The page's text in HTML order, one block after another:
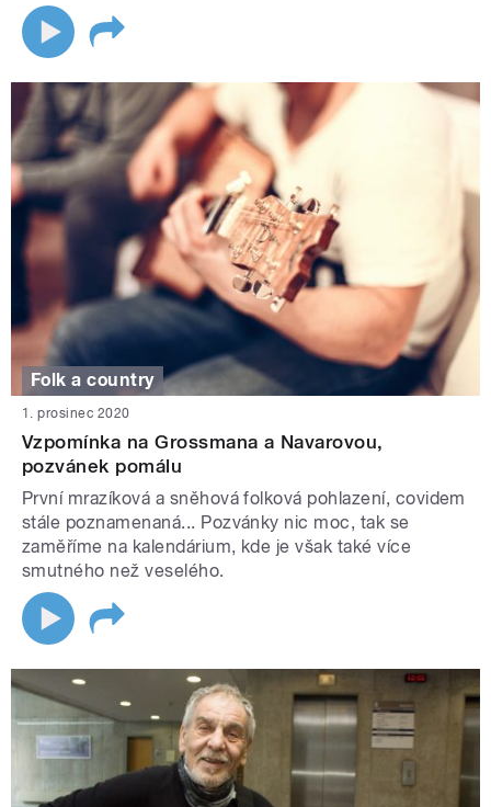
Folk a country
1. prosinec 2020
Vzpomínka na Grossmana a Navarovou,
pozvánek pomálu
První mrazíková a sněhová folková pohlazení, covidem
stále poznamenaná... Pozvánky nic moc, tak se
zaměříme na kalendárium, kde je však také více
smutného než veselého.